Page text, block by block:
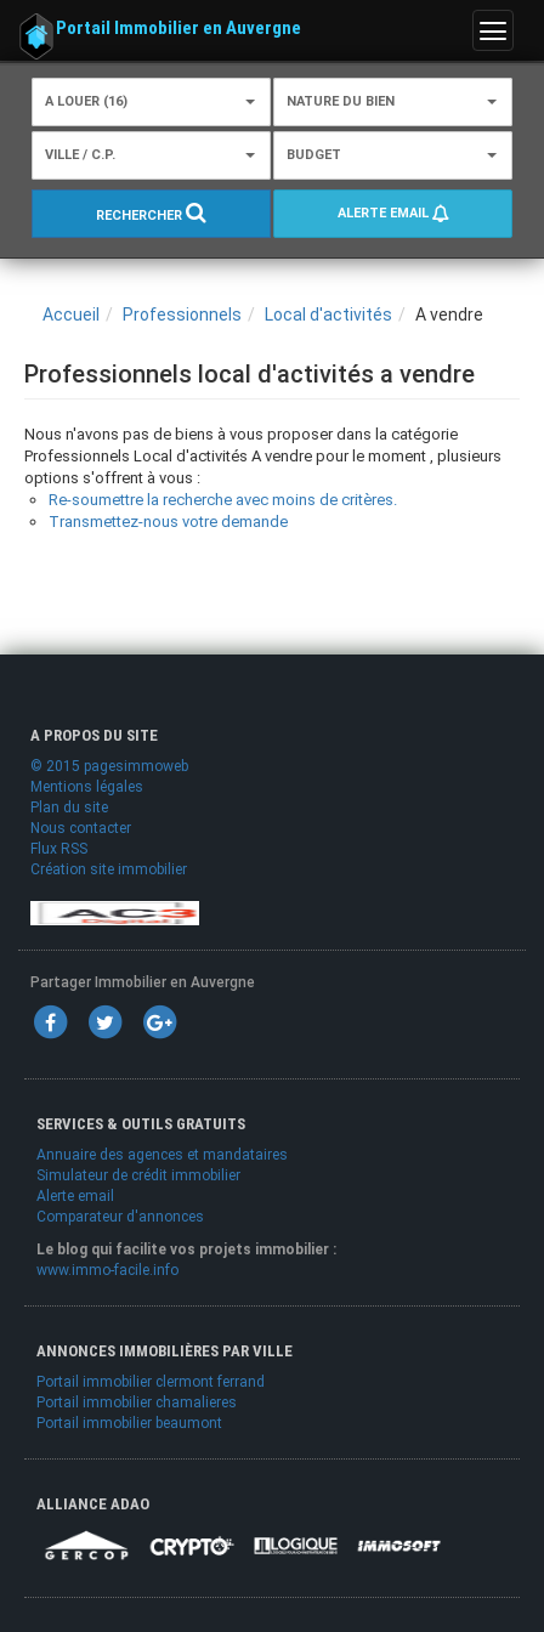
Menu
Portail Immobilier en Auvergne
A LOUER (16) NATURE DU BIEN
VILLE / C.P. BUDGET
RECHERCHER ALERTE EMAIL
Accueil Professionnels Local d'activités A vendre
Professionnels local d'activités a vendre
Nous n'avons pas de biens à vous proposer dans la catégorie
Professionnels Local d'activités A vendre pour le moment , plusieurs
options s'offrent à vous :
Re-soumettre la recherche avec moins de critères.
Transmettez-nous votre demande
A PROPOS DU SITE
© 2015 pagesimmoweb
Mentions légales
Plan du site
Nous contacter
Flux RSS
Création site immobilier
Partager Immobilier en Auvergne
SERVICES & OUTILS GRATUITS
Annuaire des agences et mandataires
Simulateur de crédit immobilier
Alerte email
Comparateur d'annonces
Le blog qui facilite vos projets immobilier :
www.immo-facile.info
ANNONCES IMMOBILIÈRES PAR VILLE
Portail immobilier clermont ferrand
Portail immobilier chamalieres
Portail immobilier beaumont
ALLIANCE ADAO